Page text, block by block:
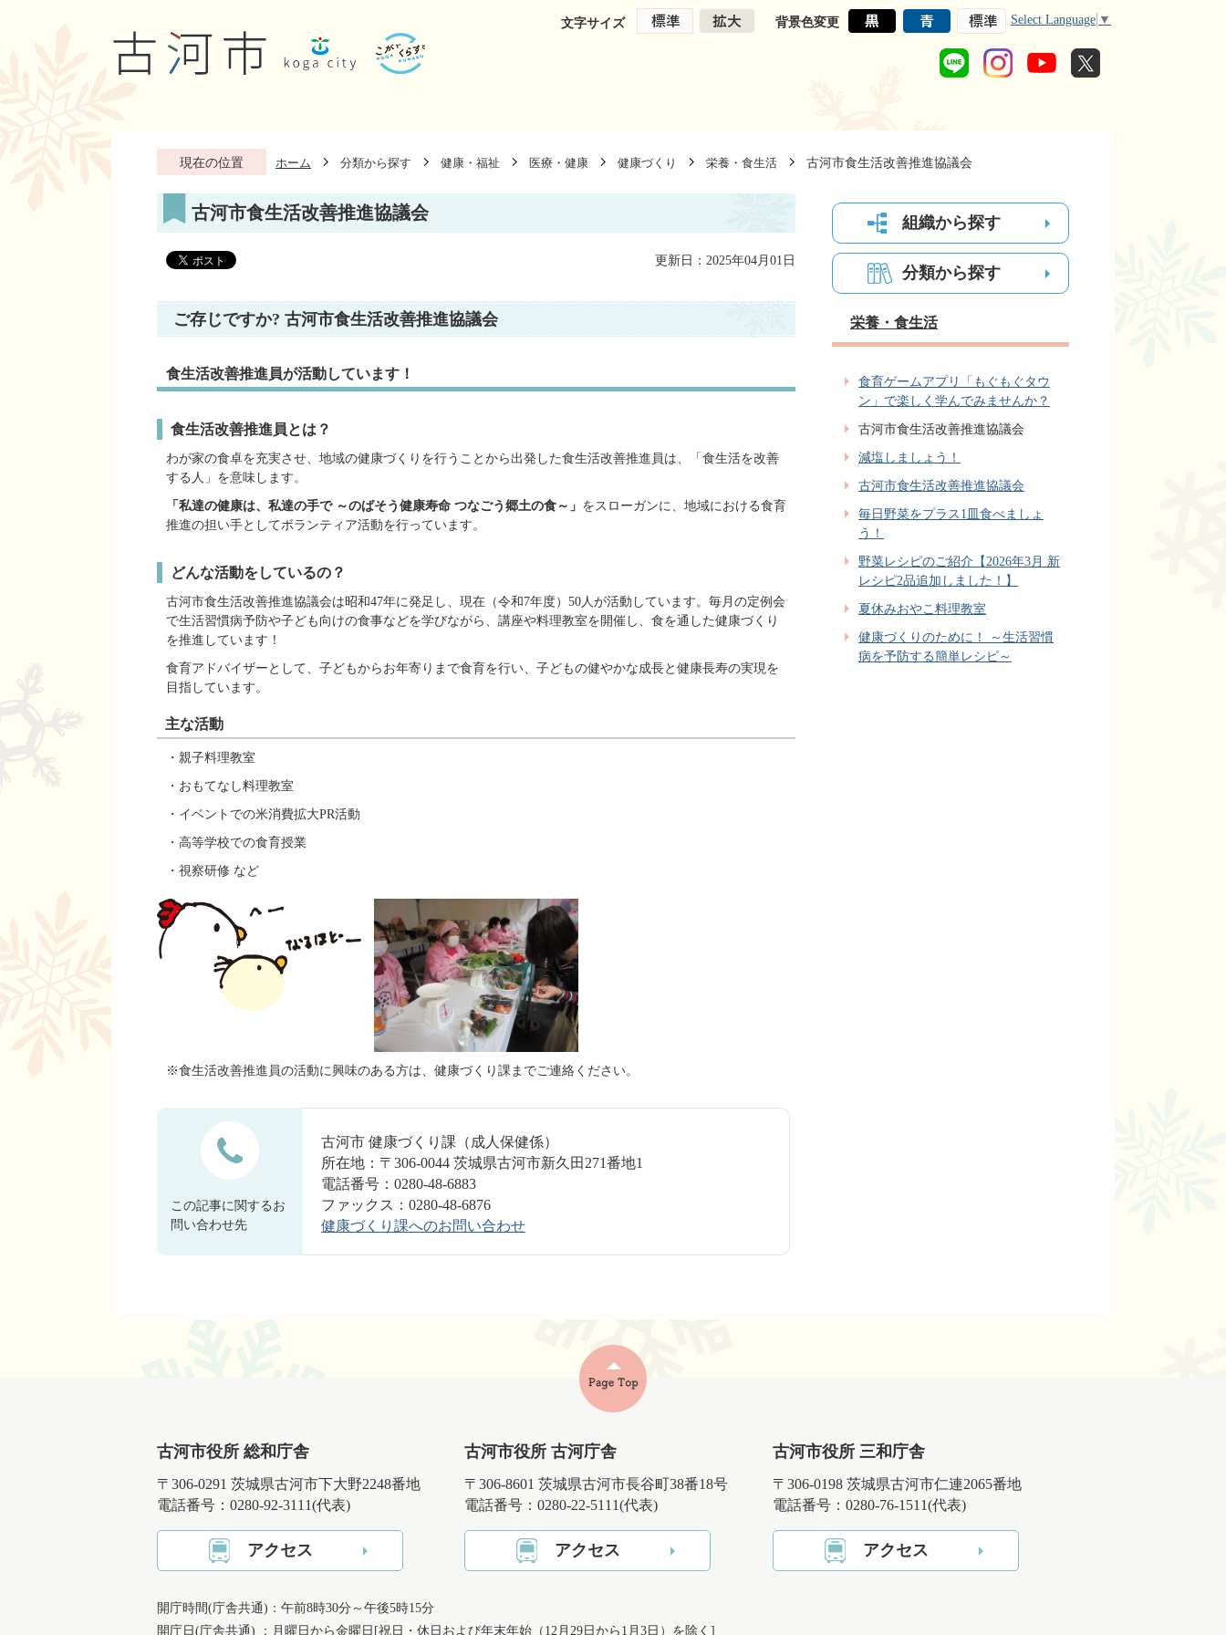
文字サイズ 背景色変更 Select Language ▼
現在の位置 ホーム 分類から探す 健康・福祉 医療・健康 健康づくり 栄養・食生活 古河市食生活改善推進協議会
古河市食生活改善推進協議会
更新日：2025年04月01日
ご存じですか? 古河市食生活改善推進協議会
食生活改善推進員が活動しています！
食生活改善推進員とは？
わが家の食卓を充実させ、地域の健康づくりを行うことから出発した食生活改善推進員は、「食生活を改善
する人」を意味します。
「私達の健康は、私達の手で ～のばそう健康寿命 つなごう郷土の食～」 をスローガンに、地域における食育
推進の担い手としてボランティア活動を行っています。
どんな活動をしているの？
古河市食生活改善推進協議会は昭和47年に発足し、現在（令和7年度）50人が活動しています。毎月の定例会
で生活習慣病予防や子ども向けの食事などを学びながら、講座や料理教室を開催し、食を通した健康づくり
を推進しています！
食育アドバイザーとして、子どもからお年寄りまで食育を行い、子どもの健やかな成長と健康長寿の実現を
目指しています。
主な活動
・親子料理教室
・おもてなし料理教室
・イベントでの米消費拡大PR活動
・高等学校での食育授業
・視察研修 など
※食生活改善推進員の活動に興味のある方は、健康づくり課までご連絡ください。
この記事に関するお
問い合わせ先
古河市 健康づくり課（成人保健係）
所在地：〒306-0044 茨城県古河市新久田271番地1
電話番号：0280-48-6883
ファックス：0280-48-6876
健康づくり課へのお問い合わせ
組織から探す
分類から探す
栄養・食生活
食育ゲームアプリ「もぐもぐタウ
ン」で楽しく学んでみませんか？
古河市食生活改善推進協議会
減塩しましょう！
古河市食生活改善推進協議会
毎日野菜をプラス1皿食べましょ
う！
野菜レシピのご紹介【2026年3月 新
レシピ2品追加しました！】
夏休みおやこ料理教室
健康づくりのために！ ～生活習慣
病を予防する簡単レシピ～
古河市役所 総和庁舎
〒306-0291 茨城県古河市下大野2248番地
電話番号：0280-92-3111(代表)
アクセス
古河市役所 古河庁舎
〒306-8601 茨城県古河市長谷町38番18号
電話番号：0280-22-5111(代表)
アクセス
古河市役所 三和庁舎
〒306-0198 茨城県古河市仁連2065番地
電話番号：0280-76-1511(代表)
アクセス
開庁時間(庁舎共通)：午前8時30分～午後5時15分
開庁日(庁舎共通) ：月曜日から金曜日[祝日・休日および年末年始（12月29日から1月3日）を除く]